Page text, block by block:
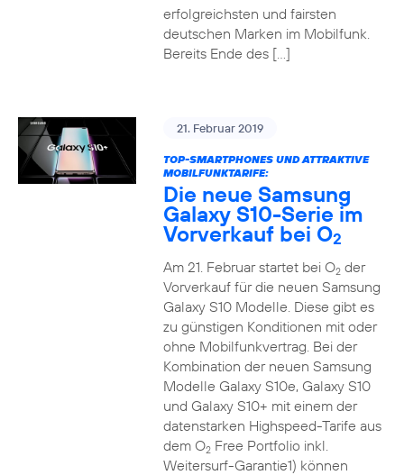
erfolgreichsten und fairsten
deutschen Marken im Mobilfunk.
Bereits Ende des […]
21. Februar 2019
TOP-SMARTPHONES UND ATTRAKTIVE
MOBILFUNKTARIFE:
Die neue Samsung
Galaxy S10-Serie im
Vorverkauf bei O2
Am 21. Februar startet bei O2der
Vorverkauf für die neuen Samsung
Galaxy S10 Modelle. Diese gibt es
zu günstigen Konditionen mit oder
ohne Mobilfunkvertrag. Bei der
Kombination der neuen Samsung
Modelle Galaxy S10e, Galaxy S10
und Galaxy S10+ mit einem der
datenstarken Highspeed-Tarife aus
dem O2Free Portfolio inkl.
Weitersurf-Garantie1) können